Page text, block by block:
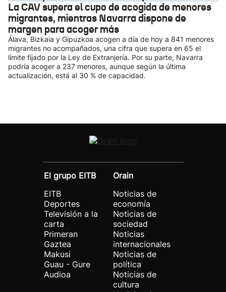
La CAV supera el cupo de acogida de menores
migrantes, mientras Navarra dispone de
margen para acoger más
Álava, Bizkaia y Gipuzkoa acogen a día de hoy a 841 menores
migrantes no acompañados, una cifra que supera en 65 el
límite fijado por la Ley de Extranjería. Por su parte, Navarra
podría acoger a 237 menores, aunque según la última
actualización, está al 30 % de capacidad.
El grupo EITB
EITB
Deportes
Televisión a la
carta
Primeran
Gaztea
Makusi
Guau - Gure
Audioa
Orain
Noticias de
economía
Noticias de
sociedad
Noticias
internacionales
Noticias de
política
Noticias de
cultura